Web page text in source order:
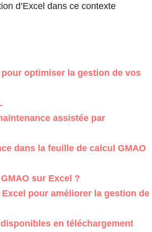
d’Excel dans ce contexte
optimiser la gestion de vos
assistée par
dans la feuille de calcul GMAO
sur Excel ?
pour améliorer la gestion de
en téléchargement